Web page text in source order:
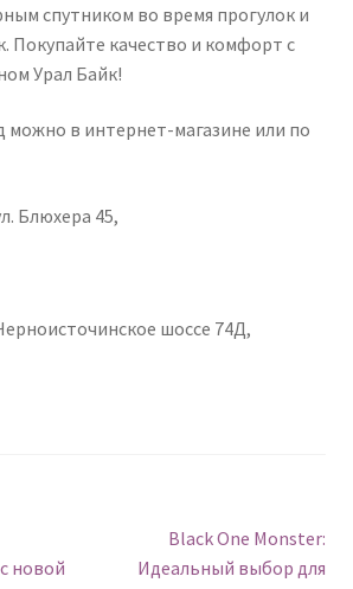
спутником во время прогулок и
Покупайте качество и комфорт с
Урал Байк!
можно в интернет-магазине или по
Блюхера 45,
шоссе 74Д,
новой
Следующий:
Black One Monster:
Идеальный выбор для